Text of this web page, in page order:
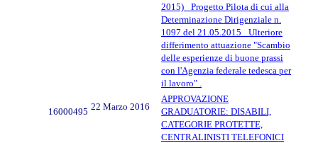
2015)_ Progetto Pilota di cui alla
Determinazione Dirigenziale n.
1097 del 21.05.2015_ Ulteriore
differimento attuazione "Scambio
delle esperienze di buone prassi
con l'Agenzia federale tedesca per
il lavoro" .
16000495 22 Marzo 2016
APPROVAZIONE
GRADUATORIE: DISABILI,
CATEGORIE PROTETTE,
CENTRALINISTI TELEFONICI